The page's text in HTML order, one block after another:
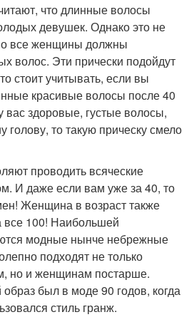
что длинные волосы
девушек. Однако это не
все женщины должны
волос. Эти прически подойдут
стоит учитывать, если вы
красивые волосы после 40
здоровые, густые волосы,
то такую прическу смело
проводить всяческие
И даже если вам уже за 40, то
Женщина в возраст также
все 100! Наибольшей
модные нынче небрежные
подходят не только
но и женщинам постарше.
был в моде 90 годов, когда
стиль гранж.